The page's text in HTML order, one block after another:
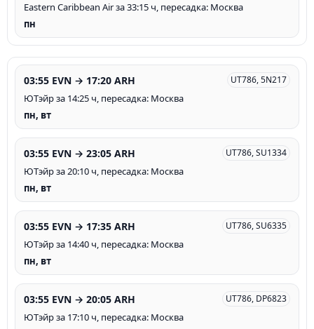
Eastern Caribbean Air за 33:15 ч, пересадка: Москва
пн
03:55 EVN → 17:20 ARH UT786, 5N217
ЮТэйр за 14:25 ч, пересадка: Москва
пн, вт
03:55 EVN → 23:05 ARH UT786, SU1334
ЮТэйр за 20:10 ч, пересадка: Москва
пн, вт
03:55 EVN → 17:35 ARH UT786, SU6335
ЮТэйр за 14:40 ч, пересадка: Москва
пн, вт
03:55 EVN → 20:05 ARH UT786, DP6823
ЮТэйр за 17:10 ч, пересадка: Москва